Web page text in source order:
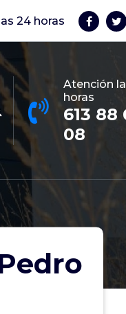
24 horas
Atención
horas
613 88
08